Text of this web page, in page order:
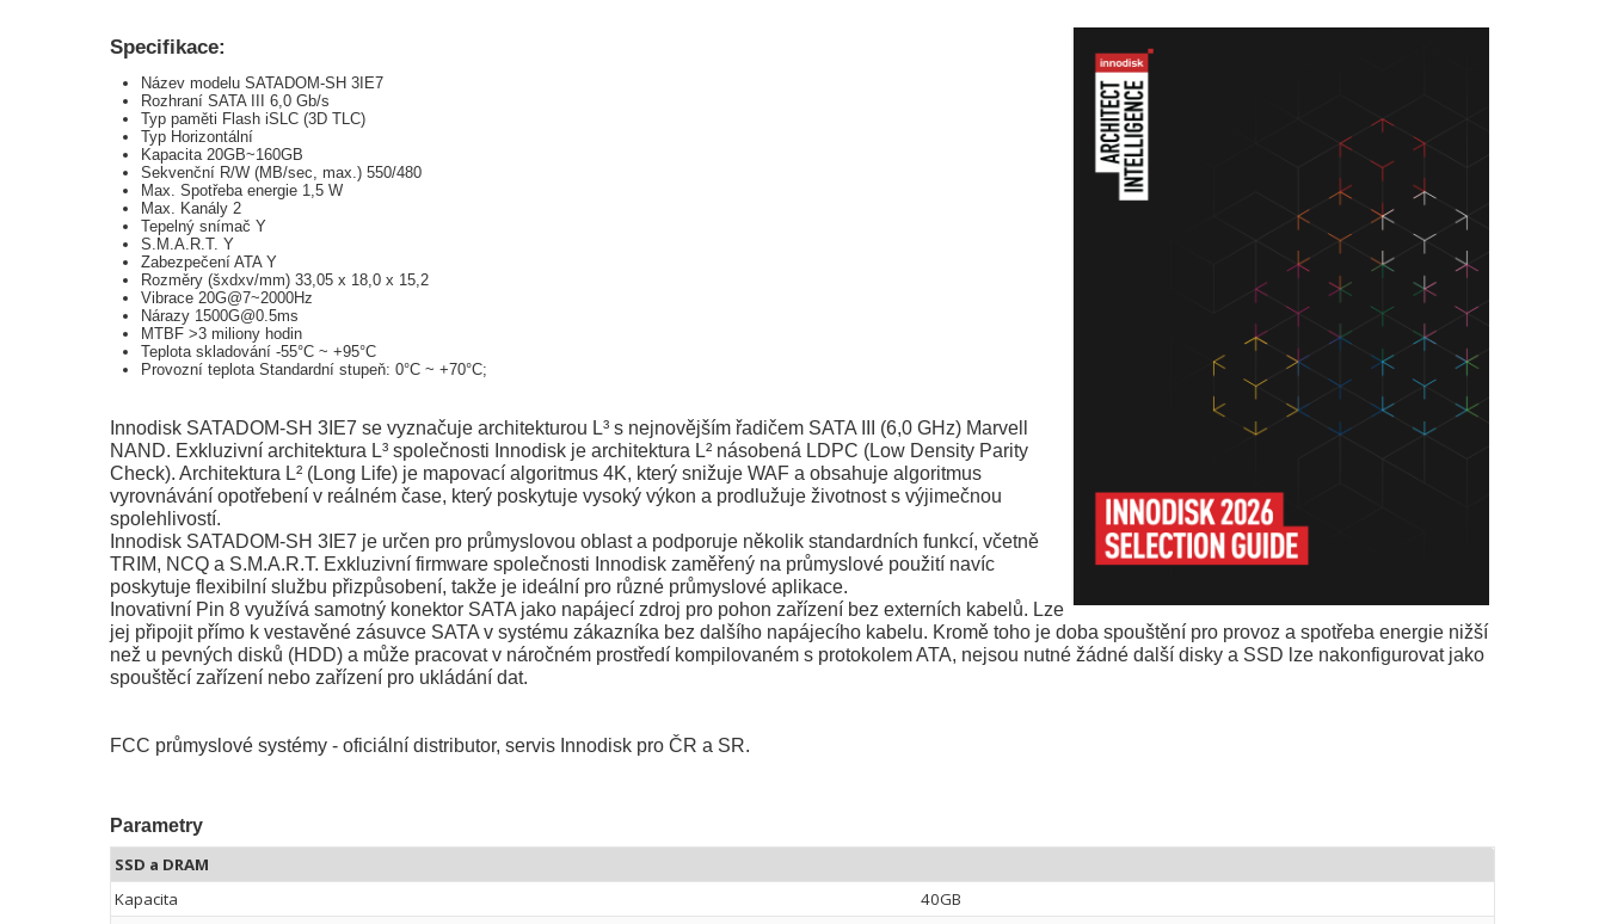
Specifikace:
Název modelu SATADOM-SH 3IE7
Rozhraní SATA III 6,0 Gb/s
Typ paměti Flash iSLC (3D TLC)
Typ Horizontální
Kapacita 20GB~160GB
Sekvenční R/W (MB/sec, max.) 550/480
Max. Spotřeba energie 1,5 W
Max. Kanály 2
Tepelný snímač Y
S.M.A.R.T. Y
Zabezpečení ATA Y
Rozměry (šxdxv/mm) 33,05 x 18,0 x 15,2
Vibrace 20G@7~2000Hz
Nárazy 1500G@0.5ms
MTBF >3 miliony hodin
Teplota skladování -55°C ~ +95°C
Provozní teplota Standardní stupeň: 0°C ~ +70°C;
Innodisk SATADOM-SH 3IE7 se vyznačuje architekturou L³ s nejnovějším řadičem SATA III (6,0 GHz) Marvell
NAND. Exkluzivní architektura L³ společnosti Innodisk je architektura L² násobená LDPC (Low Density Parity
Check). Architektura L² (Long Life) je mapovací algoritmus 4K, který snižuje WAF a obsahuje algoritmus
vyrovnávání opotřebení v reálném čase, který poskytuje vysoký výkon a prodlužuje životnost s výjimečnou
spolehlivostí.
Innodisk SATADOM-SH 3IE7 je určen pro průmyslovou oblast a podporuje několik standardních funkcí, včetně
TRIM, NCQ a S.M.A.R.T. Exkluzivní firmware společnosti Innodisk zaměřený na průmyslové použití navíc
poskytuje flexibilní službu přizpůsobení, takže je ideální pro různé průmyslové aplikace.
Inovativní Pin 8 využívá samotný konektor SATA jako napájecí zdroj pro pohon zařízení bez externích kabelů. Lze
jej připojit přímo k vestavěné zásuvce SATA v systému zákazníka bez dalšího napájecího kabelu. Kromě toho je doba spouštění pro provoz a spotřeba energie nižší
než u pevných disků (HDD) a může pracovat v náročném prostředí kompilovaném s protokolem ATA, nejsou nutné žádné další disky a SSD lze nakonfigurovat jako
spouštěcí zařízení nebo zařízení pro ukládání dat.
FCC průmyslové systémy - oficiální distributor, servis Innodisk pro ČR a SR.
Parametry
SSD a DRAM
Kapacita
40GB